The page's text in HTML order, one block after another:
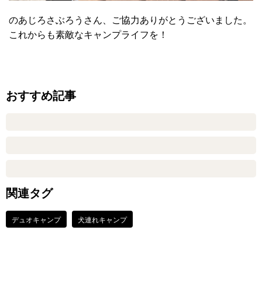
のあじろさぶろうさん、ご協力ありがとうございました。
これからも素敵なキャンプライフを！
おすすめ記事
関連タグ
デュオキャンプ 犬連れキャンプ